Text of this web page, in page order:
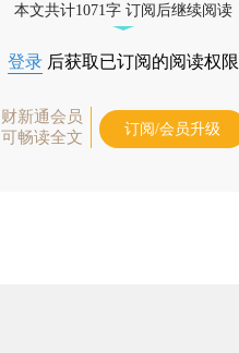
本文共计1071字 订阅后继续阅读
登录 后获取已订阅的阅读权限
财新通会员
可畅读全文
订阅/会员升级